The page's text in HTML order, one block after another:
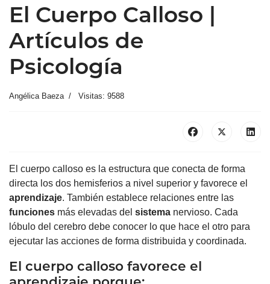
El Cuerpo Calloso |
Artículos de
Psicología
Angélica Baeza Visitas: 9588
El cuerpo calloso es la estructura que conecta de forma
directa los dos hemisferios a nivel superior y favorece el
aprendizaje. También establece relaciones entre las
funciones más elevadas del sistema nervioso. Cada
lóbulo del cerebro debe conocer lo que hace el otro para
ejecutar las acciones de forma distribuida y coordinada.
El cuerpo calloso favorece el